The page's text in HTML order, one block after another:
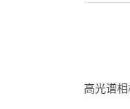
高光谱相